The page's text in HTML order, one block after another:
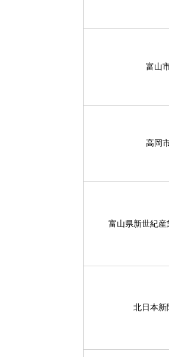
富山
高岡
富山県新世紀
北日本新